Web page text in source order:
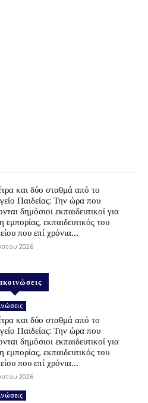
και δύο σταθμά από το
Παιδείας: Την ώρα που
δημόσιοι εκπαιδευτικοί για
εμπορίας, εκπαιδευτικός του
που επί χρόνια...
2026
και δύο σταθμά από το
Παιδείας: Την ώρα που
δημόσιοι εκπαιδευτικοί για
εμπορίας, εκπαιδευτικός του
που επί χρόνια...
2026